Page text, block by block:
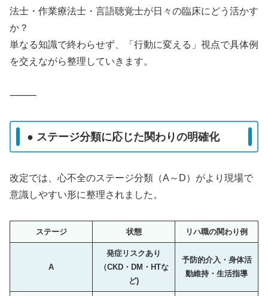
法士・作業療法士・言語聴覚士が日々の臨床にどう活かす
か？
単なる知識で終わらせず、「行動に変える」視点で具体例
を交えながら整理していきます。
⸻
● ステージ分類に応じた関わりの明確化
改定では、心不全のステージ分類（A～D）がより現場で
意識しやすい形に整理されました。
ステージ 状態 リハ職の関わり例
A
発症リスクあり
（CKD・DM・HTな
ど)
予防的介入・身体活
動維持・生活指導